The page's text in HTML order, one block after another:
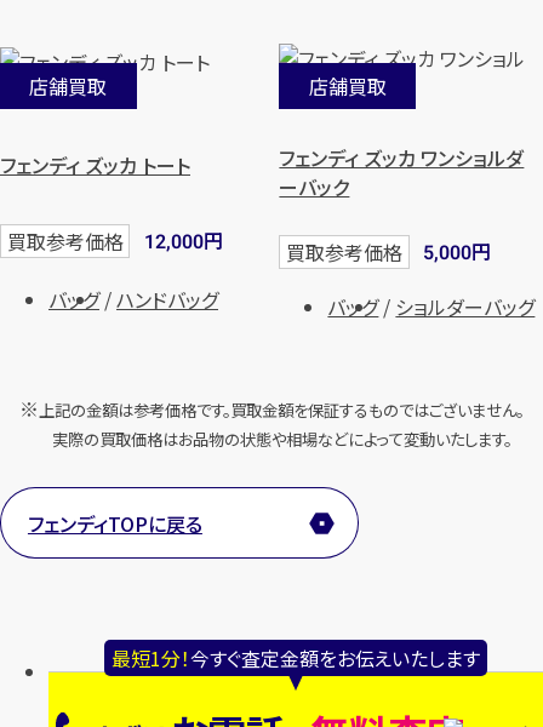
最短1分！今すぐ査定金額をお伝えいたします
店舗買取
フェンディ ズッカ トート
買取参考価格 12,000円
バッグ ハンドバッグ
店舗買取
フェンディ ズッカ ワンショルダ
ーバック
買取参考価格 5,000円
バッグ
ショルダーバッグ
上記の金額は参考価格です。買取金額を保証するものではございません。
実際の買取価格はお品物の状態や相場などによって変動いたします。
フェンディTOPに戻る
お電話でもメールでも、24時間毎日 ご相談